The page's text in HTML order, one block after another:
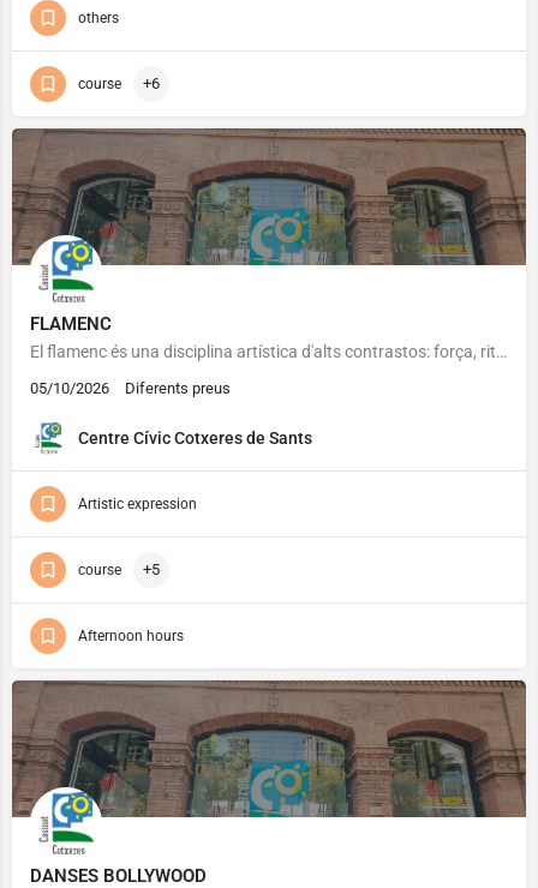
others
course +6
FLAMENC
El flamenc és una disciplina artística d'alts contrastos: força, ritme, elegància i subtilesa són algunes de…
05/10/2026 Diferents preus
Centre Cívic Cotxeres de Sants
Artistic expression
course +5
Afternoon hours
DANSES BOLLYWOOD